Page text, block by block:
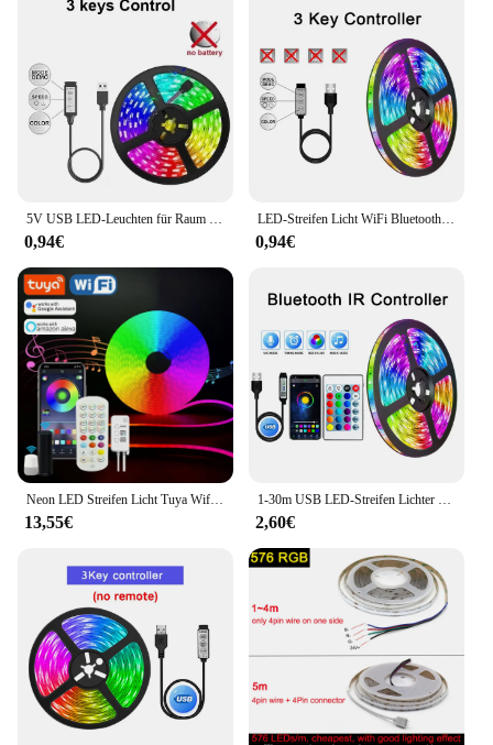
0,94€
LED-Streifen Licht WiFi Bluetooth-Steuerung RGB LED-Leuchten flexible Band Luces LED 1m-30m 5V USB-TV Hintergrund beleuchtung Raum dekoration
0,94€
13,55€ 2,60€